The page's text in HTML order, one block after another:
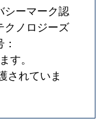
シーマーク認
クノロジーズ
す。
されていま